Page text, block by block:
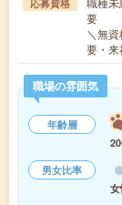
応募資格
要
＼無
要・
職場の雰囲気
年齢層
男女比率